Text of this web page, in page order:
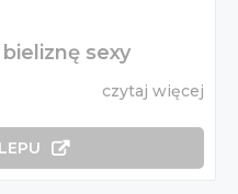
sexy
czytaj więcej